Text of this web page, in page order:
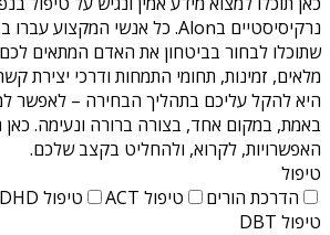
נרקיסיסטיים בAlon
. כל אנשי המקצוע עברו
שתוכלו לבחור בביטחון את האדם המתאים
מלאים, זמינות, תחומי התמחות ודרכי יצירת
היא להקל עליכם בתהליך הבחירה – לאפשר
באמת, במקום אחד, בצורה ברורה ונעימה. כאן
האפשרויות, לקרוא, ולהחליט בקצב שלכם.
טיפול
הדרכת הורים
טיפול ACT טיפול ADHD
טיפול DBT